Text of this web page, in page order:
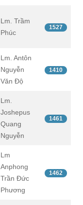
Lm. Trầm
Phúc
1527
Lm. Antôn
Nguyễn
Văn Độ
1410
Lm.
Joshepus
Quang
Nguyễn
1461
Lm
Anphong
Trần Đức
Phương
1462